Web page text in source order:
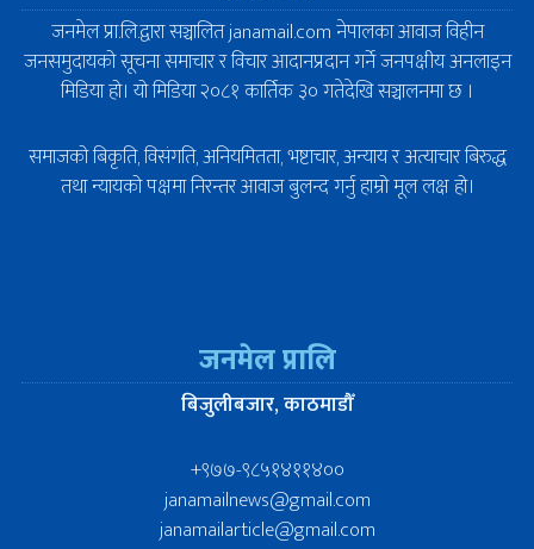
जनमेल प्रा.लि.द्वारा सञ्चालित janamail.com नेपालका आवाज विहीन
जनसमुदायको सूचना समाचार र विचार आदानप्रदान गर्ने जनपक्षीय अनलाइन
मिडिया हो। यो मिडिया २०८१ कार्तिक ३० गतेदेखि सञ्चालनमा छ ।
समाजको बिकृति, विसंगति, अनियमितता, भष्टाचार, अन्याय र अत्याचार बिरुद्ध
तथा न्यायको पक्षमा निरन्तर आवाज बुलन्द गर्नु हाम्रो मूल लक्ष हो।
जनमेल प्रालि
बिजुलीबजार, काठमाडौँ
+९७७-९८५१४११४००
janamailnews@gmail.com
janamailarticle@gmail.com